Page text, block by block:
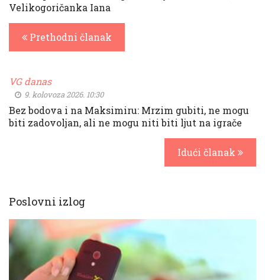
Velikogoričanka Iana
Prethodni članak
VG danas
9. kolovoza 2026. 10:30
Bez bodova i na Maksimiru: Mrzim gubiti, ne mogu
biti zadovoljan, ali ne mogu niti biti ljut na igrače
Idući članak
Poslovni izlog